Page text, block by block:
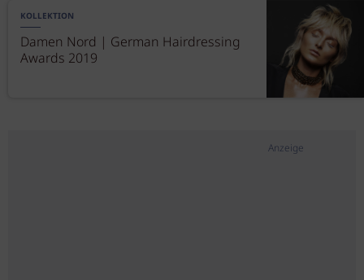
KOLLEKTION
Damen Nord | German Hairdressing
Awards 2019
Anzeige